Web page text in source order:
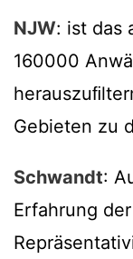
NJW: ist das
160000
Gebieten zu
Schwandt:
Erfahrung